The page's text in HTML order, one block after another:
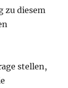
zu diesem
stellen,